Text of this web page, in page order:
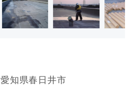
愛知県春日井市